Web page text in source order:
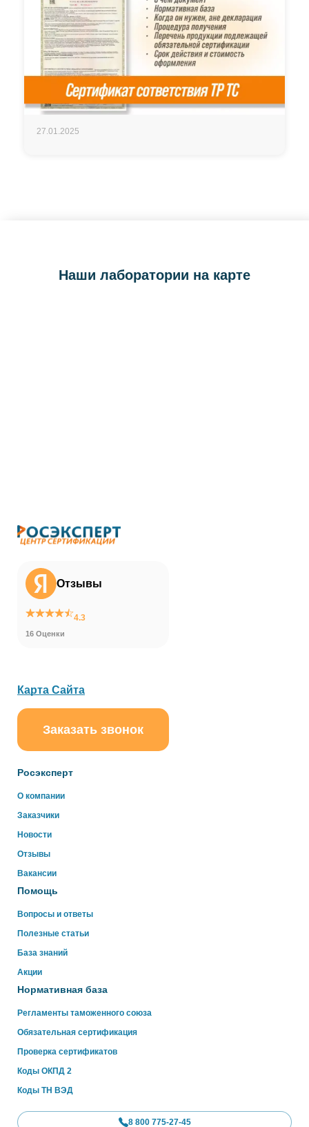
27.01.2025
Наши лаборатории на карте
Отзывы
4.3
16 Оценки
Росэксперт
О компании
Заказчики
Новости
Отзывы
Вакансии
Помощь
Вопросы и ответы
Полезные статьи
База знаний
Акции
Нормативная база
Регламенты таможенного союза
Обязательная сертификация
Проверка сертификатов
Коды ОКПД 2
Коды ТН ВЭД
Карта Сайта
Заказать звонок
8 800 775-27-45
online
Здравствуйте!
Свяжитесь с нами через WhatsApp нажав на кнопку